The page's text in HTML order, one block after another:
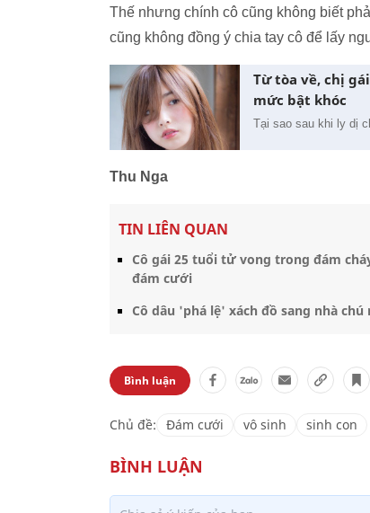
Thế nhưng chính cô cũng không biết
cũng không đồng ý chia tay cô để lấy
Từ tòa về, chị
mức bật khóc
Tại sao sau khi ly dị
Thu Nga
TIN LIÊN QUAN
Cô gái 25 tuổi tử vong trong đám
đám cưới
Cô dâu 'phá lệ' xách đồ sang nhà
Bình luận
Chủ đề: Đám cưới vô sinh sinh con